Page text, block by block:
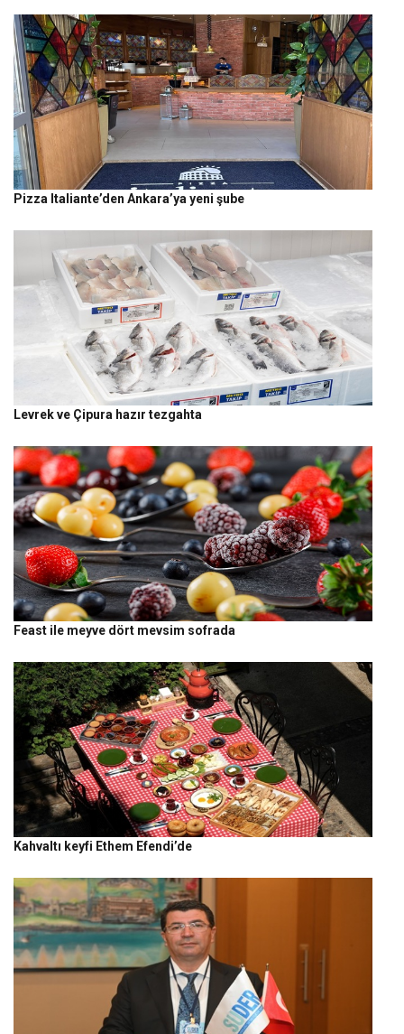
Pizza Italiante’den Ankara’ya yeni şube
Levrek ve Çipura hazır tezgahta
Feast ile meyve dört mevsim sofrada
Kahvaltı keyfi Ethem Efendi’de